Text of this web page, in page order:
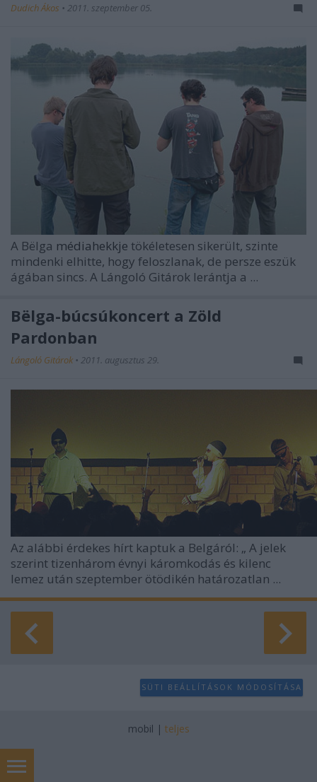
Dudich Ákos • 2011. szeptember 05.
A Bëlga médiahekkje tökéletesen sikerült, szinte
mindenki elhitte, hogy feloszlanak, de persze eszük
ágában sincs. A Lángoló Gitárok lerántja a ...
Bëlga-búcsúkoncert a Zöld
Pardonban
Lángoló Gitárok • 2011. augusztus 29.
Az alábbi érdekes hírt kaptuk a Belgáról: „ A jelek
szerint tizenhárom évnyi káromkodás és kilenc
lemez után szeptember ötödikén határozatlan ...
SÜTI BEÁLLÍTÁSOK MÓDOSÍTÁSA
mobil | teljes